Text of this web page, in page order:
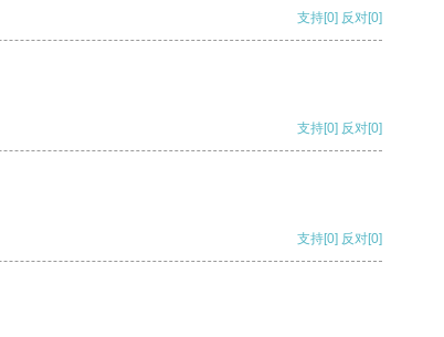
支持[0] 反对[0]
支持[0] 反对[0]
支持[0] 反对[0]